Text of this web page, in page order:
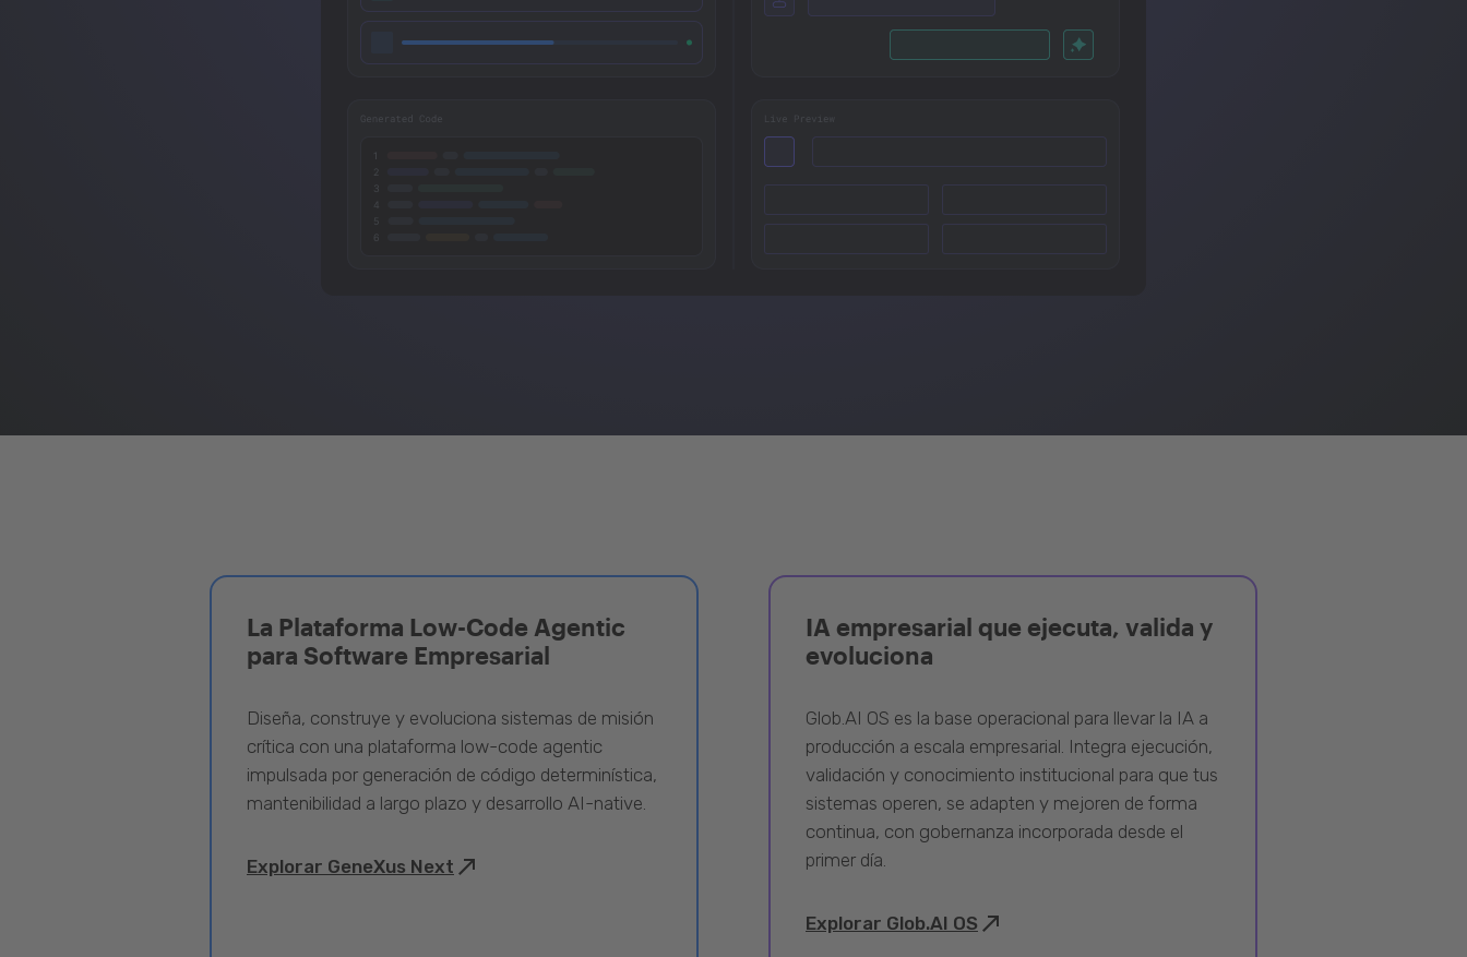
La Plataforma Low-Code Agentic
para Software Empresarial
Diseña, construye y evoluciona sistemas de misión
crítica con una plataforma low-code agentic
impulsada por generación de código determinística,
mantenibilidad a largo plazo y desarrollo AI-native.
Explorar GeneXus Next
IA empresarial que ejecuta, valida y
evoluciona
Glob.AI OS es la base operacional para llevar la IA a
producción a escala empresarial. Integra ejecución,
validación y conocimiento institucional para que tus
sistemas operen, se adapten y mejoren de forma
continua, con gobernanza incorporada desde el
primer día.
Explorar Glob.AI OS